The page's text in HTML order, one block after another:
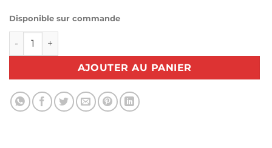
Disponible sur commande
quantité de Resistance 6000W GE360 COVEMAT
AJOUTER AU PANIER